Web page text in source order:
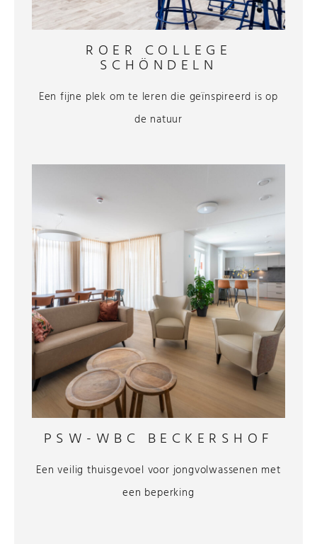
ROER COLLEGE
SCHÖNDELN
Een fijne plek om te leren die geïnspireerd is op
de natuur
PSW-WBC BECKERSHOF
Een veilig thuisgevoel voor jongvolwassenen met
een beperking